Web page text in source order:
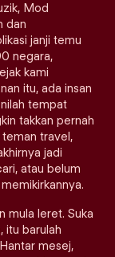
Mod
dan
janji temu
negara,
kami
itu, ada insan
tempat
takkan pernah
teman travel,
jadi
atau belum
mula leret. Suka
itu barulah
mesej,